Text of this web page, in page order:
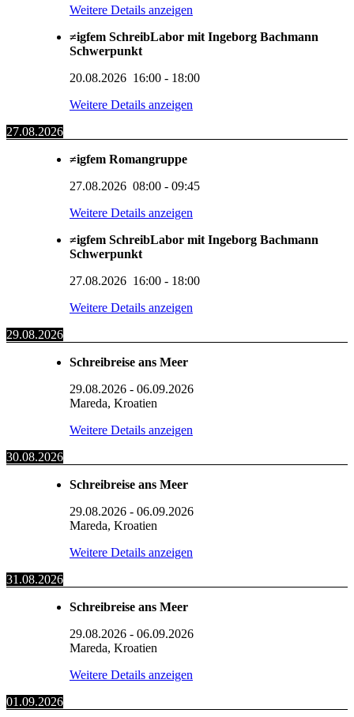
Weitere Details anzeigen
≠igfem SchreibLabor mit Ingeborg Bachmann
Schwerpunkt
20.08.2026 16:00 - 18:00
Weitere Details anzeigen
27.08.2026
≠igfem Romangruppe
27.08.2026 08:00 - 09:45
Weitere Details anzeigen
≠igfem SchreibLabor mit Ingeborg Bachmann
Schwerpunkt
27.08.2026 16:00 - 18:00
Weitere Details anzeigen
29.08.2026
Schreibreise ans Meer
29.08.2026 - 06.09.2026
Mareda, Kroatien
Weitere Details anzeigen
30.08.2026
Schreibreise ans Meer
29.08.2026 - 06.09.2026
Mareda, Kroatien
Weitere Details anzeigen
31.08.2026
Schreibreise ans Meer
29.08.2026 - 06.09.2026
Mareda, Kroatien
Weitere Details anzeigen
01.09.2026